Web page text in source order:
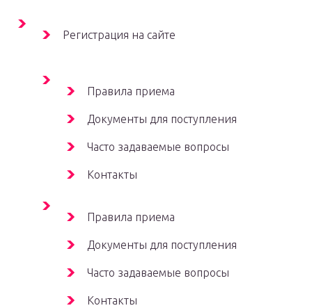
Регистрация на сайте
Правила приема
Документы для поступления
Часто задаваемые вопросы
Контакты
Правила приема
Документы для поступления
Часто задаваемые вопросы
Контакты